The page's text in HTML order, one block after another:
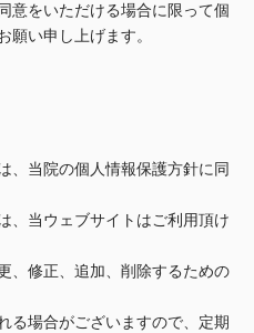
株式会社 七星
きれい
意をいただける場合に限って個
願い申し上げます。
、当院の個人情報保護方針に同
、当ウェブサイトはご利用頂け
、修正、追加、削除するための
る場合がございますので、定期